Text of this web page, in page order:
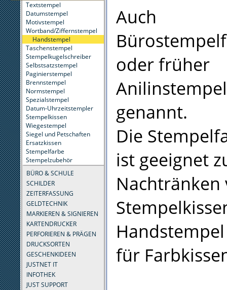
Textstempel
Datumstempel
Motivstempel
Wortband/Ziffernstempel
Handstempel
Taschenstempel
Stempelkugelschreiber
Selbstsatzstempel
Paginierstempel
Brennstempel
Normstempel
Spezialstempel
Datum-Uhrzeitstempler
Stempelkissen
Wiegestempel
Siegel und Petschaften
Ersatzkissen
Stempelfarbe
Stempelzubehör
BÜRO & SCHULE
SCHILDER
ZEITERFASSUNG
GELDTECHNIK
MARKIEREN & SIGNIEREN
KARTENDRUCKER
PERFORIEREN & PRÄGEN
DRUCKSORTEN
GESCHENKIDEEN
JUSTNET IT
INFOTHEK
JUST SUPPORT
Auch
oder früher
genannt.
Die
ist geeignet
Nachtränken
für